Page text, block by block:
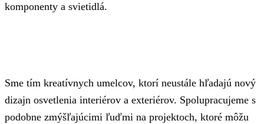
komponenty a svietidlá.
Sme tím kreatívnych umelcov, ktorí neustále hľadajú nový
dizajn osvetlenia interiérov a exteriérov. Spolupracujeme s
podobne zmýšľajúcimi ľuďmi na projektoch, ktoré môžu